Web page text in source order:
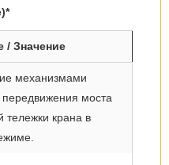
/ Значение
механизмами
моста
тележки крана в